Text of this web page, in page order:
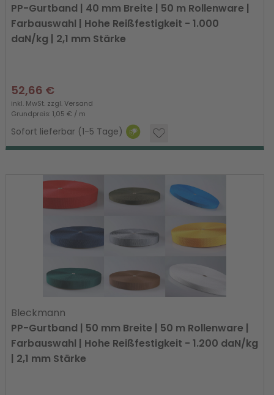
PP-Gurtband | 40 mm Breite | 50 m Rollenware |
Farbauswahl | Hohe Reißfestigkeit - 1.000
daN/kg | 2,1 mm Stärke
52,66 €
inkl. MwSt. zzgl.Versand
Grundpreis: 1,05 € / m
Sofort lieferbar (1-5 Tage)
Bleckmann
PP-Gurtband | 50 mm Breite | 50 m Rollenware |
Farbauswahl | Hohe Reißfestigkeit - 1.200 daN/kg
| 2,1 mm Stärke